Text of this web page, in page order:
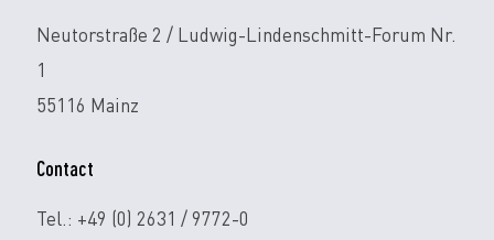
Neutorstraße 2 / Ludwig-Lindenschmitt-Forum Nr.
1
55116 Mainz
Contact
Tel.: +49 (0) 2631 / 9772-0